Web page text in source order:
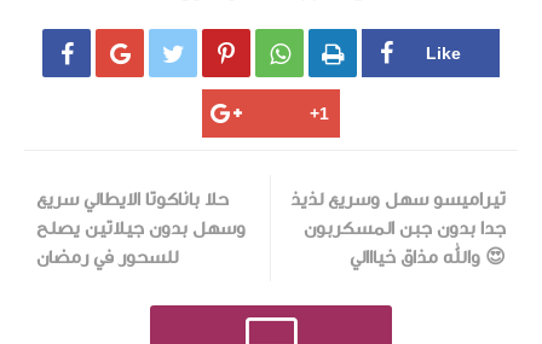
     
تيراميسو سهل وسريع لذيذ
جدا بدون جبن المسكربون
😍 والله مذاق خيااالي
حلا باناكوتا الايطالي سريع
وسهل بدون جيلاتين يصلح
للسحور في رمضان